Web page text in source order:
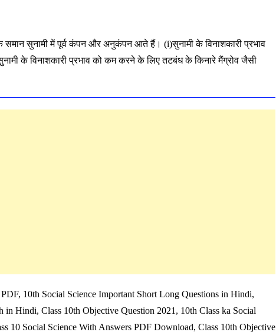
समान सुनामी में पूर्व कंपन और अनुकंपन आते हैं। (i)सुनामी के विनाशकारी प्रभाव
के विनाशकारी प्रभाव को कम करने के लिए तटबंध के किनारे मैंग्रोव जैसी
10th Social Science Important Short Long Questions in Hindi,
in Hindi, Class 10th Objective Question 2021, 10th Class ka Social
10 Social Science With Answers PDF Download, Class 10th Objective